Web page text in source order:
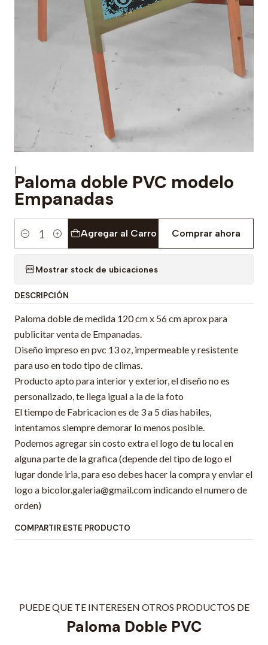
Paloma doble PVC modelo
Empanadas
Cantidad
Agregar al Carro Comprar ahora
Mostrar stock de ubicaciones
DESCRIPCIÓN
Paloma doble de medida 120 cm x 56 cm aprox para
publicitar venta de Empanadas.
Diseño impreso en pvc 13 oz, impermeable y resistente
para uso en todo tipo de climas.
Producto apto para interior y exterior, el diseño no es
personalizado, te llega igual a la de la foto
El tiempo de Fabricacion es de 3 a 5 dias habiles,
intentamos siempre demorar lo menos posible.
Podemos agregar sin costo extra el logo de tu local en
alguna parte de la grafica (depende del tipo de logo el
lugar donde iria, para eso debes hacer la compra y enviar el
logo a bicolor.galeria@gmail.com indicando el numero de
orden)
COMPARTIR ESTE PRODUCTO
PUEDE QUE TE INTERESEN OTROS PRODUCTOS DE
Paloma Doble PVC